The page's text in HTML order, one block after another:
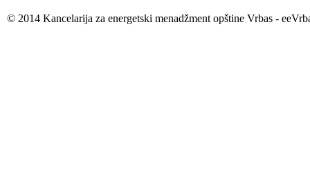
© 2014 Kancelarija za energetski menadžment opštine Vrbas -